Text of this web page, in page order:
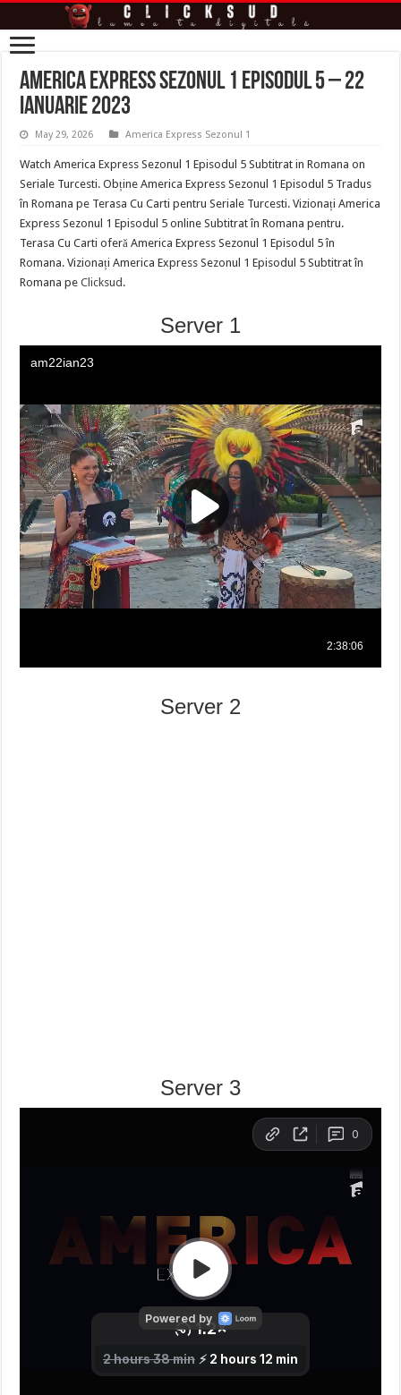
America Express Sezonul 1 Episodul 5 – 22
Ianuarie 2023
May 29, 2026 America Express Sezonul 1
Watch America Express Sezonul 1 Episodul 5 Subtitrat in Romana on
Seriale Turcesti. Obține America Express Sezonul 1 Episodul 5 Tradus
în Romana pe Terasa Cu Carti pentru Seriale Turcesti. Vizionați America
Express Sezonul 1 Episodul 5 online Subtitrat în Romana pentru.
Terasa Cu Carti oferă America Express Sezonul 1 Episodul 5 în
Romana. Vizionați America Express Sezonul 1 Episodul 5 Subtitrat în
Romana peClicksud .
Server 1
Server 2
Server 3